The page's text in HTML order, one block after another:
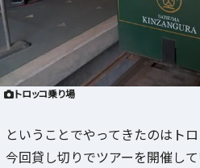
トロッコ乗り場
ということでやってきたのはトロ
今回貸し切りでツアーを開催し